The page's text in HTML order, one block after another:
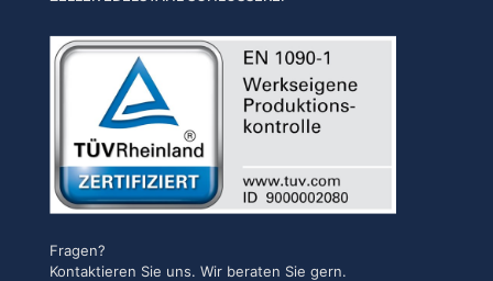
Fragen?
Kontaktieren Sie uns. Wir beraten Sie gern.